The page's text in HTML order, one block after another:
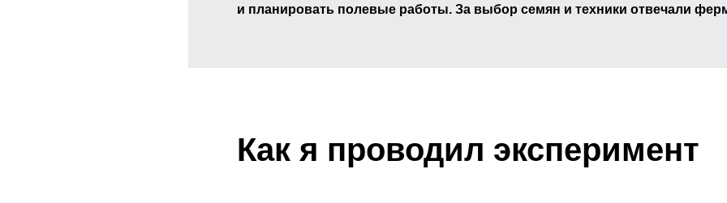
и планировать полевые работы. За выбор семян и техники отвечали
Как я проводил эксперимент